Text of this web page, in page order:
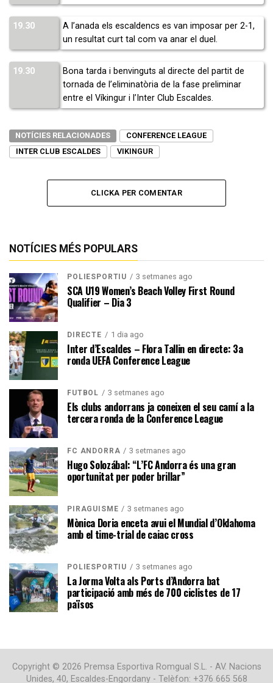
19.30
A l’anada els escaldencs es van imposar per 2-1,
un resultat curt tal com va anar el duel.
19.30
Bona tarda i benvinguts al directe del partit de
tornada de l’eliminatòria de la fase preliminar
entre el Víkingur i l’Inter Club Escaldes.
NOTÍCIES RELACIONADES
CONFERENCE LEAGUE
INTER CLUB ESCALDES
VIKINGUR
CLICKA PER COMENTAR
NOTÍCIES MÉS POPULARS
POLIESPORTIU 3 setmanes ago
SCA U19 Women’s Beach Volley First Round
Qualifier – Dia 3
DIRECTE 1 dia ago
Inter d’Escaldes – Flora Tallin en directe: 3a
ronda UEFA Conference League
FUTBOL 3 setmanes ago
Els clubs andorrans ja coneixen el seu camí a la
tercera ronda de la Conference League
FC ANDORRA 3 setmanes ago
Hugo Solozábal: “L’FC Andorra és una gran
oportunitat per poder brillar”
PIRAGÜISME 3 setmanes ago
Mònica Doria enceta avui el Mundial d’Oklahoma
amb el time-trial de caiac cross
POLIESPORTIU 3 setmanes ago
La Jorma Volta als Ports d’Andorra bat
participació amb més de 700 ciclistes de 17
països
Copyright © 2026 Premsa Esportiva Romgual S.L. - AV. Nacions
Unides, 40, Escaldes-Engordany - Telèfon: +376 665 568